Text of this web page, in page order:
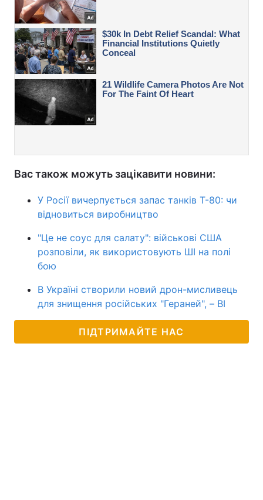
Вас також можуть зацікавити новини:
У Росії вичерпується запас танків Т-80: чи
відновиться виробництво
"Це не соус для салату": військові США
розповіли, як використовують ШІ на полі
бою
В Україні створили новий дрон-мисливець
для знищення російських "Гераней", – BI
ПІДТРИМАЙТЕ НАС